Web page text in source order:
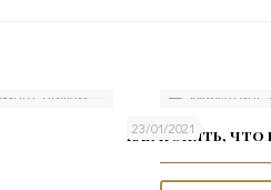
23/01/2021
Как понять, что